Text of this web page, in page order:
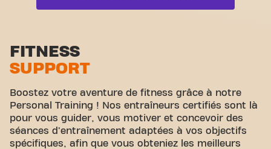
le fitness et la communauté se rejoignent.
Zone d'étirement
Cyclisme virtuel
Visite guidée
FITNESS
SUPPORT
Boostez votre aventure de fitness grâce à notre
Personal Training ! Nos entraîneurs certifiés sont là
pour vous guider, vous motiver et concevoir des
séances d'entraînement adaptées à vos objectifs
spécifiques, afin que vous obteniez les meilleurs